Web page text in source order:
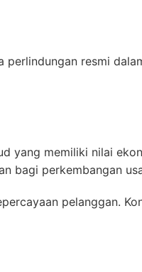
perlindungan resmi
yang memiliki nilai
bagi perkembangan
pelanggan.